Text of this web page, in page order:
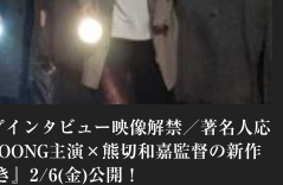
インタビュー映像解禁／著名人応
主演×熊切和嘉監督の新作
』2/6(金)公開！